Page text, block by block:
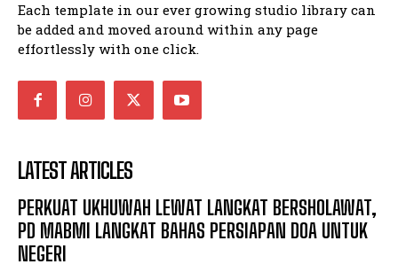
Each template in our ever growing studio library can
be added and moved around within any page
effortlessly with one click.
LATEST ARTICLES
PERKUAT UKHUWAH LEWAT LANGKAT BERSHOLAWAT,
PD MABMI LANGKAT BAHAS PERSIAPAN DOA UNTUK
NEGERI